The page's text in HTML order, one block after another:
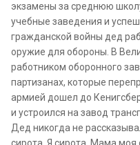
экзамены за среднюю
учебные заведения и
гражданской войны дед
оружие для обороны. В
работником оборонного
партизанах, которые
армией дошел до
и устроился на завод
Дед никогда не